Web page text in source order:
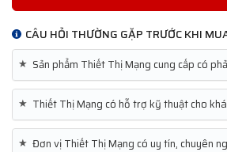
CÂU HỎI THƯỜNG GẶP TRƯỚC KHI
★ Sản phẩm Thiết Thị Mạng cung cấp có
★ Thiết Thị Mạng có hỗ trợ kỹ thuật cho
★ Đơn vị Thiết Thị Mạng có uy tín, chuyên